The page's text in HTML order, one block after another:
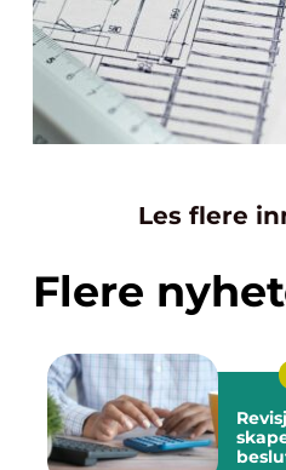
Les flere
Flere